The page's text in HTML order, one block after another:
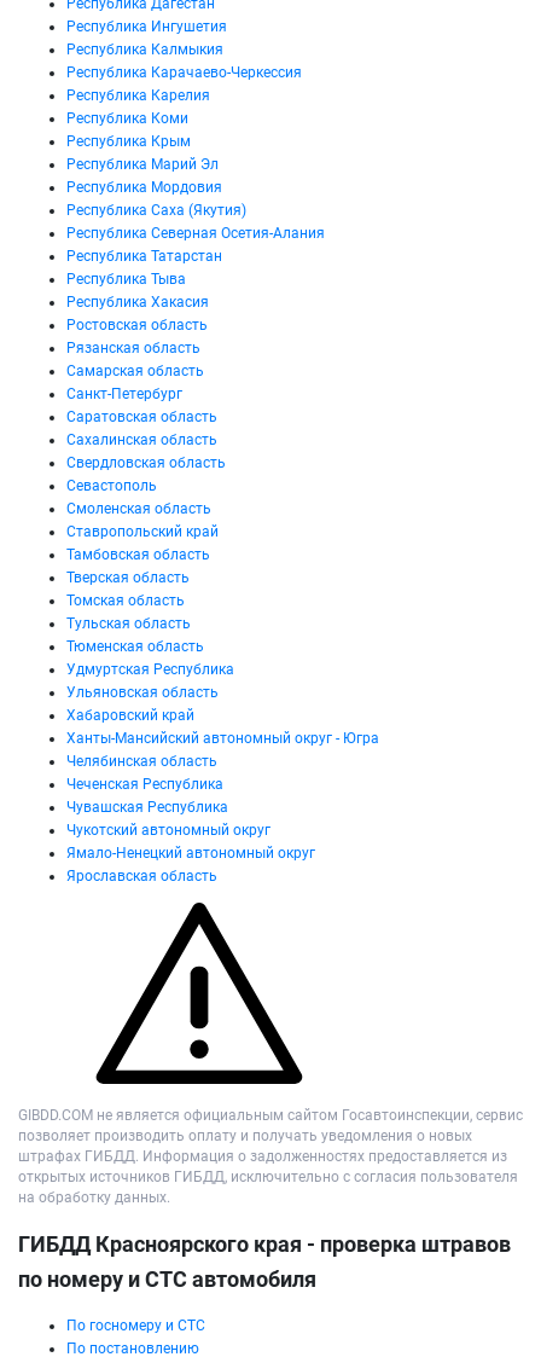
Республика Дагестан
Республика Ингушетия
Республика Калмыкия
Республика Карачаево-Черкессия
Республика Карелия
Республика Коми
Республика Крым
Республика Марий Эл
Республика Мордовия
Республика Саха (Якутия)
Республика Северная Осетия-Алания
Республика Татарстан
Республика Тыва
Республика Хакасия
Ростовская область
Рязанская область
Самарская область
Санкт-Петербург
Саратовская область
Сахалинская область
Свердловская область
Севастополь
Смоленская область
Ставропольский край
Тамбовская область
Тверская область
Томская область
Тульская область
Тюменская область
Удмуртская Республика
Ульяновская область
Хабаровский край
Ханты-Мансийский автономный округ - Югра
Челябинская область
Чеченская Республика
Чувашская Республика
Чукотский автономный округ
Ямало-Ненецкий автономный округ
Ярославская область
GIBDD.COM не является официальным сайтом Госавтоинспекции, сервис
позволяет производить оплату и получать уведомления о новых
штрафах ГИБДД. Информация о задолженностях предоставляется из
открытых источников ГИБДД, исключительно с согласия пользователя
на обработку данных.
ГИБДД Красноярского края - проверка штравов
по номеру и СТС автомобиля
По госномеру и СТС
По постановлению